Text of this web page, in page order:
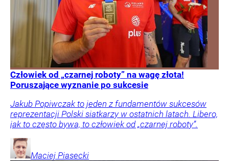
Człowiek od „czarnej roboty” na wagę złota!
Poruszające wyznanie po sukcesie
Jakub Popiwczak to jeden z fundamentów sukcesów
reprezentacji Polski siatkarzy w ostatnich latach. Libero,
jak to często bywa, to człowiek od „czarnej roboty”.
Maciej Piasecki